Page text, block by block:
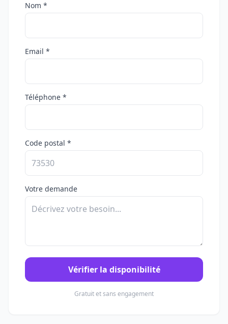
Nom *
Email *
Téléphone *
Code postal *
Votre demande
Vérifier la disponibilité
Gratuit et sans engagement